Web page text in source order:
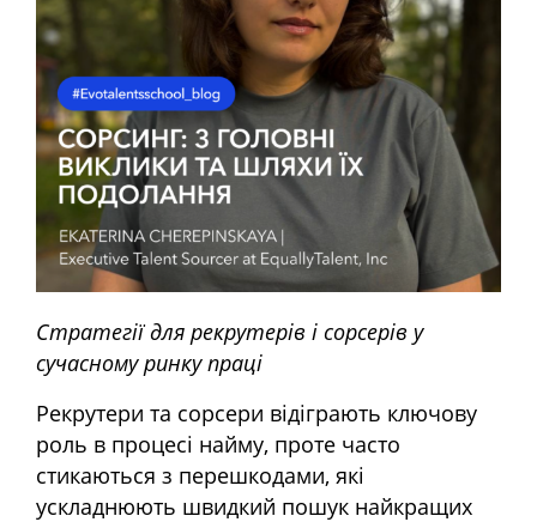
Стратегії для рекрутерів і сорсерів у
сучасному ринку праці
Рекрутери та сорсери відіграють ключову
роль в процесі найму, проте часто
стикаються з перешкодами, які
ускладнюють швидкий пошук найкращих